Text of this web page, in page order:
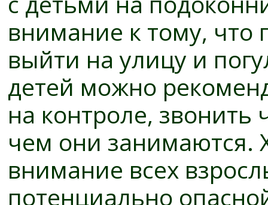
внимание к тому, что
выйти на улицу и
детей можно
на контроле,
чем они занимаются.
внимание всех
потенциально